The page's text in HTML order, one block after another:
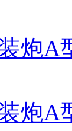
炮
炮